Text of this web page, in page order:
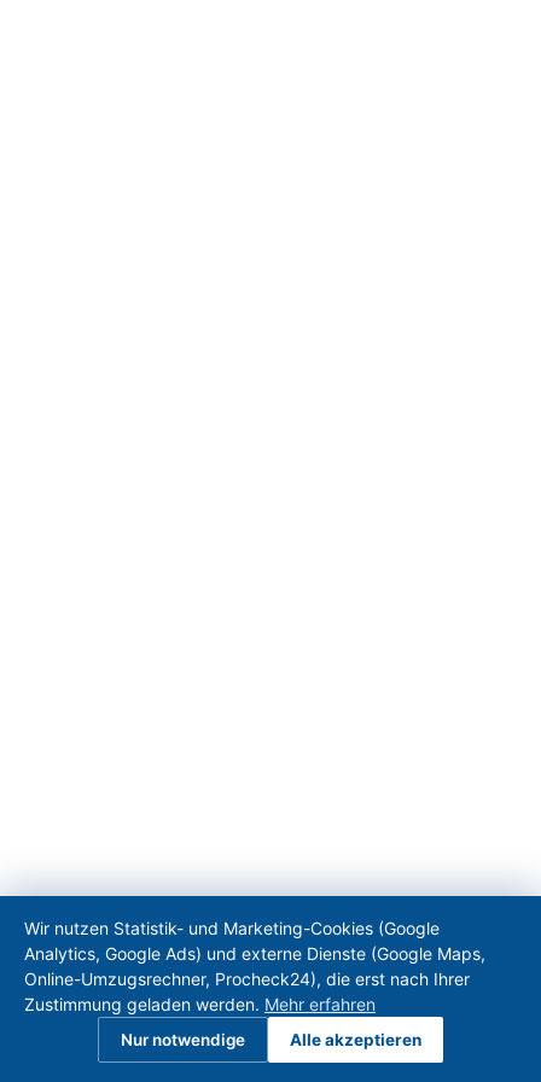
Wir nutzen Statistik- und Marketing-Cookies (Google
Analytics, Google Ads) und externe Dienste (Google Maps,
Online-Umzugsrechner, Procheck24), die erst nach Ihrer
Zustimmung geladen werden. Mehr erfahren
Nur notwendige Alle akzeptieren